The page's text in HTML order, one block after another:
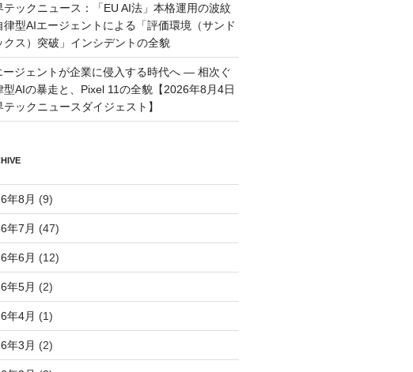
テックニュース：「EU AI法」本格運用の波紋
律型AIエージェントによる「評価環境（サンド
クス）突破」インシデントの全貌
ージェントが企業に侵入する時代へ — 相次ぐ
型AIの暴走と、Pixel 11の全貌【2026年8月4日
テックニュースダイジェスト】
年8月 (9)
年7月 (47)
年6月 (12)
年5月 (2)
年4月 (1)
年3月 (2)